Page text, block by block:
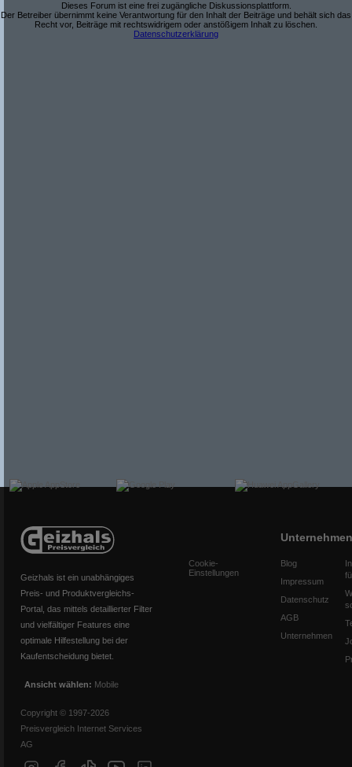
Dieses Forum ist eine frei zugängliche Diskussionsplattform.
Der Betreiber übernimmt keine Verantwortung für den Inhalt der Beiträge und behält sich das
Recht vor, Beiträge mit rechtswidrigem oder anstößigem Inhalt zu löschen.
Datenschutzerklärung
Geizhals ist ein unabhängiges
Preis- und Produktvergleichs-
Portal, das mittels detaillierter Filter
und vielfältiger Features eine
optimale Hilfestellung bei der
Kaufentscheidung bietet.
Ansicht wählen: Mobile
Copyright © 1997-2026
Preisvergleich Internet Services
AG
Cookie-
Einstellungen
Unternehmen
Blog
Impressum
Datenschutz
AGB
Unternehmen